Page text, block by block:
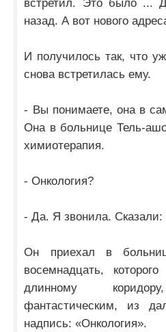
встретил. Это было ...
назад. А вот нового
И получилось так, что
снова встретилась ему.
- Вы понимаете, она в
Она в больнице Тель-
химиотерапия.
- Онкология?
- Да. Я звонила.
Он приехал в
восемнадцать,
длинному
фантастическим, из
надпись: «Онкология».